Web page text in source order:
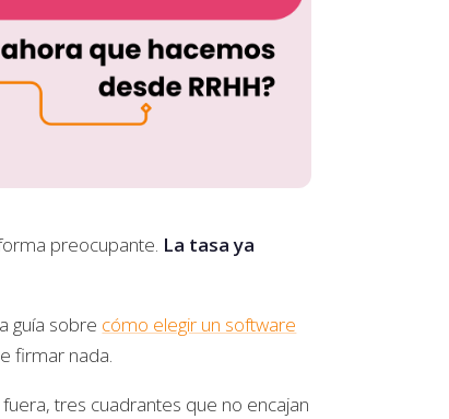
preocupante. La tasa ya
guía sobre cómo elegir un software
firmar nada.
tres cuadrantes que no encajan